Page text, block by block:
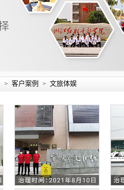
> 客户案例 > 文旅体娱